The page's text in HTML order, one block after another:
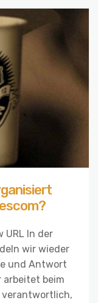
URL In der
wir wieder
und Antwort
arbeitet beim
verantwortlich,